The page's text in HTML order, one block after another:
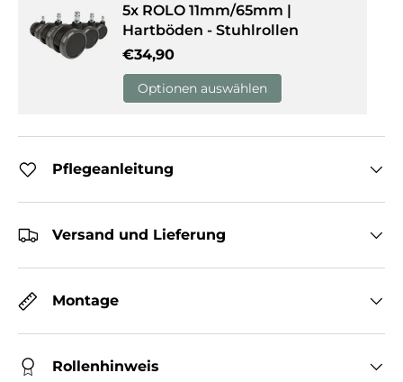
5x ROLO 11mm/65mm |
Hartböden - Stuhlrollen
Normaler Preis
€34,90
Optionen auswählen
Pflegeanleitung
Versand und Lieferung
Montage
Rollenhinweis